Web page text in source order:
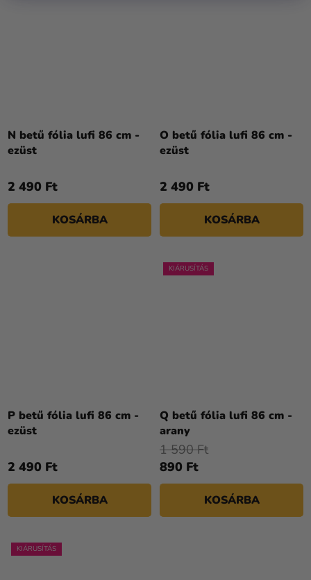
N betű fólia lufi 86 cm -
ezüst
2 490 Ft
KOSÁRBA
O betű fólia lufi 86 cm -
ezüst
2 490 Ft
KOSÁRBA
P betű fólia lufi 86 cm -
ezüst
2 490 Ft
KOSÁRBA
KIÁRUSÍTÁS
Q betű fólia lufi 86 cm -
arany
890 Ft
1 590 Ft
KOSÁRBA
KIÁRUSÍTÁS